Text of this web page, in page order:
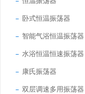
卧式恒温振荡器
智能气浴恒温振荡器
水浴恒温恒速振荡器
康氏振荡器
双层调速多用振荡器